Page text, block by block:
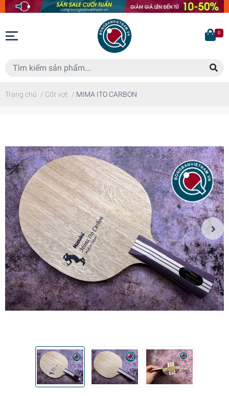
0
Trang chủ / Cốt vợt / MIMA ITO CARBON